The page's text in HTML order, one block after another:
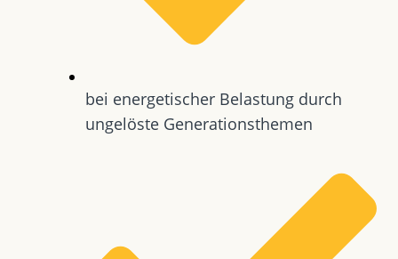
bei energetischer Belastung durch
ungelöste Generationsthemen